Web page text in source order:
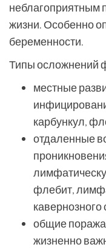
неблагоприятным
жизни. Особенно
беременности.
Типы осложнений
местные
карбункул,
отдаленные
флебит,
кавернозного
общие
жизненно